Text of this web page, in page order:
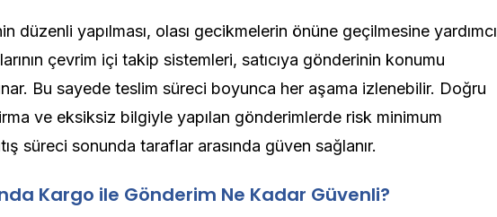
düzenli yapılması, olası gecikmelerin önüne geçilmesine yardımcı
çevrim içi takip sistemleri, satıcıya gönderinin konumu
Bu sayede teslim süreci boyunca her aşama izlenebilir. Doğru
ve eksiksiz bilgiyle yapılan gönderimlerde risk minimum
süreci sonunda taraflar arasında güven sağlanır.
Kargo ile Gönderim Ne Kadar Güvenli?